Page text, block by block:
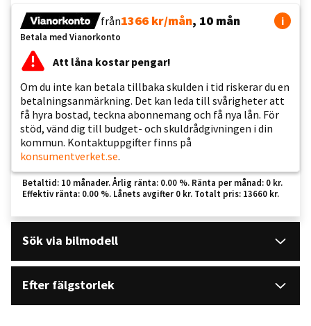
från1366 kr/mån, 10 mån i
Betala med Vianorkonto
Att låna kostar pengar!
Om du inte kan betala tillbaka skulden i tid riskerar du en
betalningsanmärkning. Det kan leda till svårigheter att
få hyra bostad, teckna abonnemang och få nya lån. För
stöd, vänd dig till budget- och skuldrådgivningen i din
kommun. Kontaktuppgifter finns på
konsumentverket.se.
Betaltid: 10 månader. Årlig ränta: 0.00 %. Ränta per månad: 0 kr.
Effektiv ränta: 0.00 %. Lånets avgifter 0 kr. Totalt pris: 13660 kr.
Sök via bilmodell
Efter fälgstorlek